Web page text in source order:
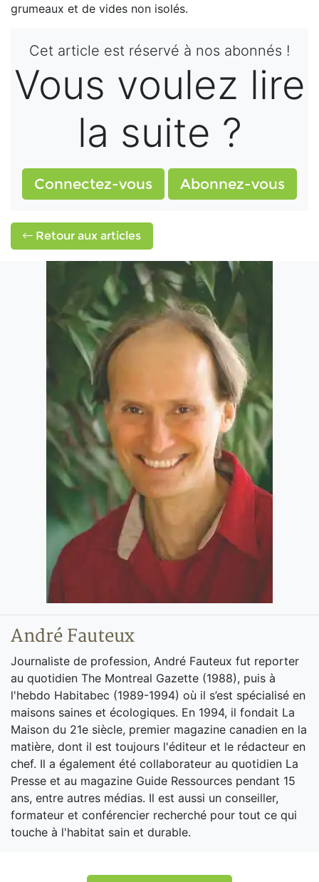
grumeaux et de vides non isolés.
Cet article est réservé à nos abonnés !
Vous voulez lire
la suite ?
Connectez-vous Abonnez-vous
Retour aux articles
André Fauteux
Journaliste de profession, André Fauteux fut reporter
au quotidien The Montreal Gazette (1988), puis à
l'hebdo Habitabec (1989-1994) où il s’est spécialisé en
maisons saines et écologiques. En 1994, il fondait La
Maison du 21e siècle, premier magazine canadien en la
matière, dont il est toujours l'éditeur et le rédacteur en
chef. Il a également été collaborateur au quotidien La
Presse et au magazine Guide Ressources pendant 15
ans, entre autres médias. Il est aussi un conseiller,
formateur et conférencier recherché pour tout ce qui
touche à l'habitat sain et durable.